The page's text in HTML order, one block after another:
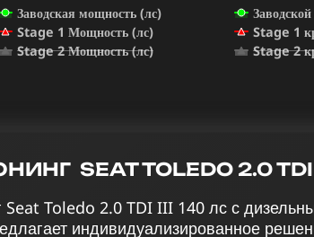
Заводская мощность (лс)
Stage 1 Мощность (лс)
Stage 1
Stage 2 Мощность (лс)
Stage 2
SEAT TOLEDO 2.0
Seat Toledo 2.0 TDI III 140 лс с
индивидуализированное